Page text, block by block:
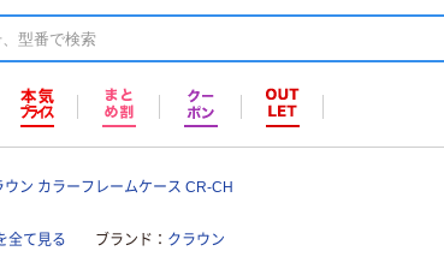
ウン カラーフレームケース CR-CH
全て見る ブランド クラウン